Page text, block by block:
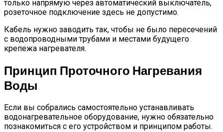
только напрямую через автоматический выключатель,
розеточное подключение здесь не допустимо.
Кабель нужно заводить так, чтобы не было пересечений
с водопроводными трубами и местами будущего
крепежа нагревателя.
Принцип Проточного Нагревания
Воды
Если вы собрались самостоятельно устанавливать
водонагревательное оборудование, нужно обязательно
познакомиться с его устройством и принципом работы.